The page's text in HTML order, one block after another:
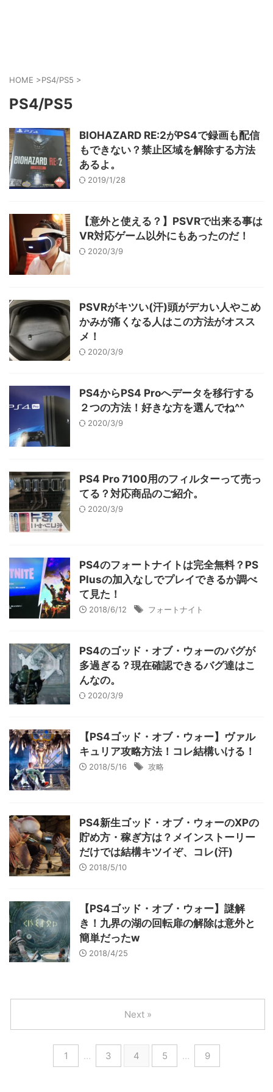
HOME >PS4/PS5 >
PS4/PS5
BIOHAZARD RE:2がPS4で録画も配信
もできない？禁止区域を解除する方法
あるよ。
2019/1/28
【意外と使える？】PSVRで出来る事は
VR対応ゲーム以外にもあったのだ！
2020/3/9
PSVRがキツい(汗)頭がデカい人やこめ
かみが痛くなる人はこの方法がオスス
メ！
2020/3/9
PS4からPS4 Proへデータを移行する
２つの方法！好きな方を選んでね^^
2020/3/9
PS4 Pro 7100用のフィルターって売っ
てる？対応商品のご紹介。
2020/3/9
PS4のフォートナイトは完全無料？PS
Plusの加入なしでプレイできるか調べ
て見た！
2018/6/12 フォートナイト
PS4のゴッド・オブ・ウォーのバグが
多過ぎる？現在確認できるバグ達はこ
んなの。
2020/3/9
【PS4ゴッド・オブ・ウォー】ヴァル
キュリア攻略方法！コレ結構いける！
2018/5/16 攻略
PS4新生ゴッド・オブ・ウォーのXPの
貯め方・稼ぎ方は？メインストーリー
だけでは結構キツイぞ、コレ(汗)
2018/5/10
【PS4ゴッド・オブ・ウォー】謎解
き！九界の湖の回転扉の解除は意外と
簡単だったw
2018/4/25
1 … 3 4 5 … 9
Next »